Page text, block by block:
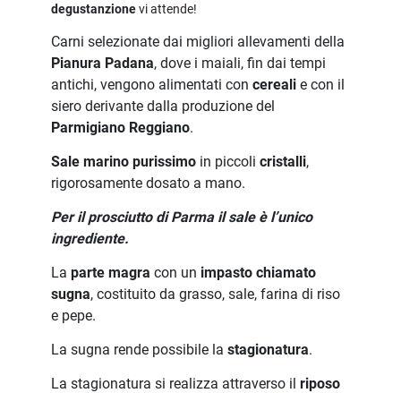
degustanzionevi attende!
Carni selezionate dai migliori allevamenti della
Pianura Padana, dove i maiali, fin dai tempi
antichi, vengono alimentati con cereali e con il
siero derivante dalla produzione del
Parmigiano Reggiano.
Sale marino purissimo in piccoli cristalli,
rigorosamente dosato a mano.
Per il prosciutto di Parma il sale è l’unico
ingrediente.
La parte magra con un impasto chiamato
sugna, costituito da grasso, sale, farina di riso
e pepe.
La sugna rende possibile la stagionatura.
La stagionatura si realizza attraverso il riposo